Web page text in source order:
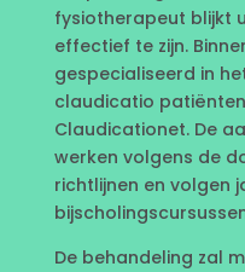
fysiotherapeut blijkt
effectief te zijn.
gespecialiseerd in
claudicatio
Claudicationet. De
werken volgens de
richtlijnen en volgen
De behandeling zal